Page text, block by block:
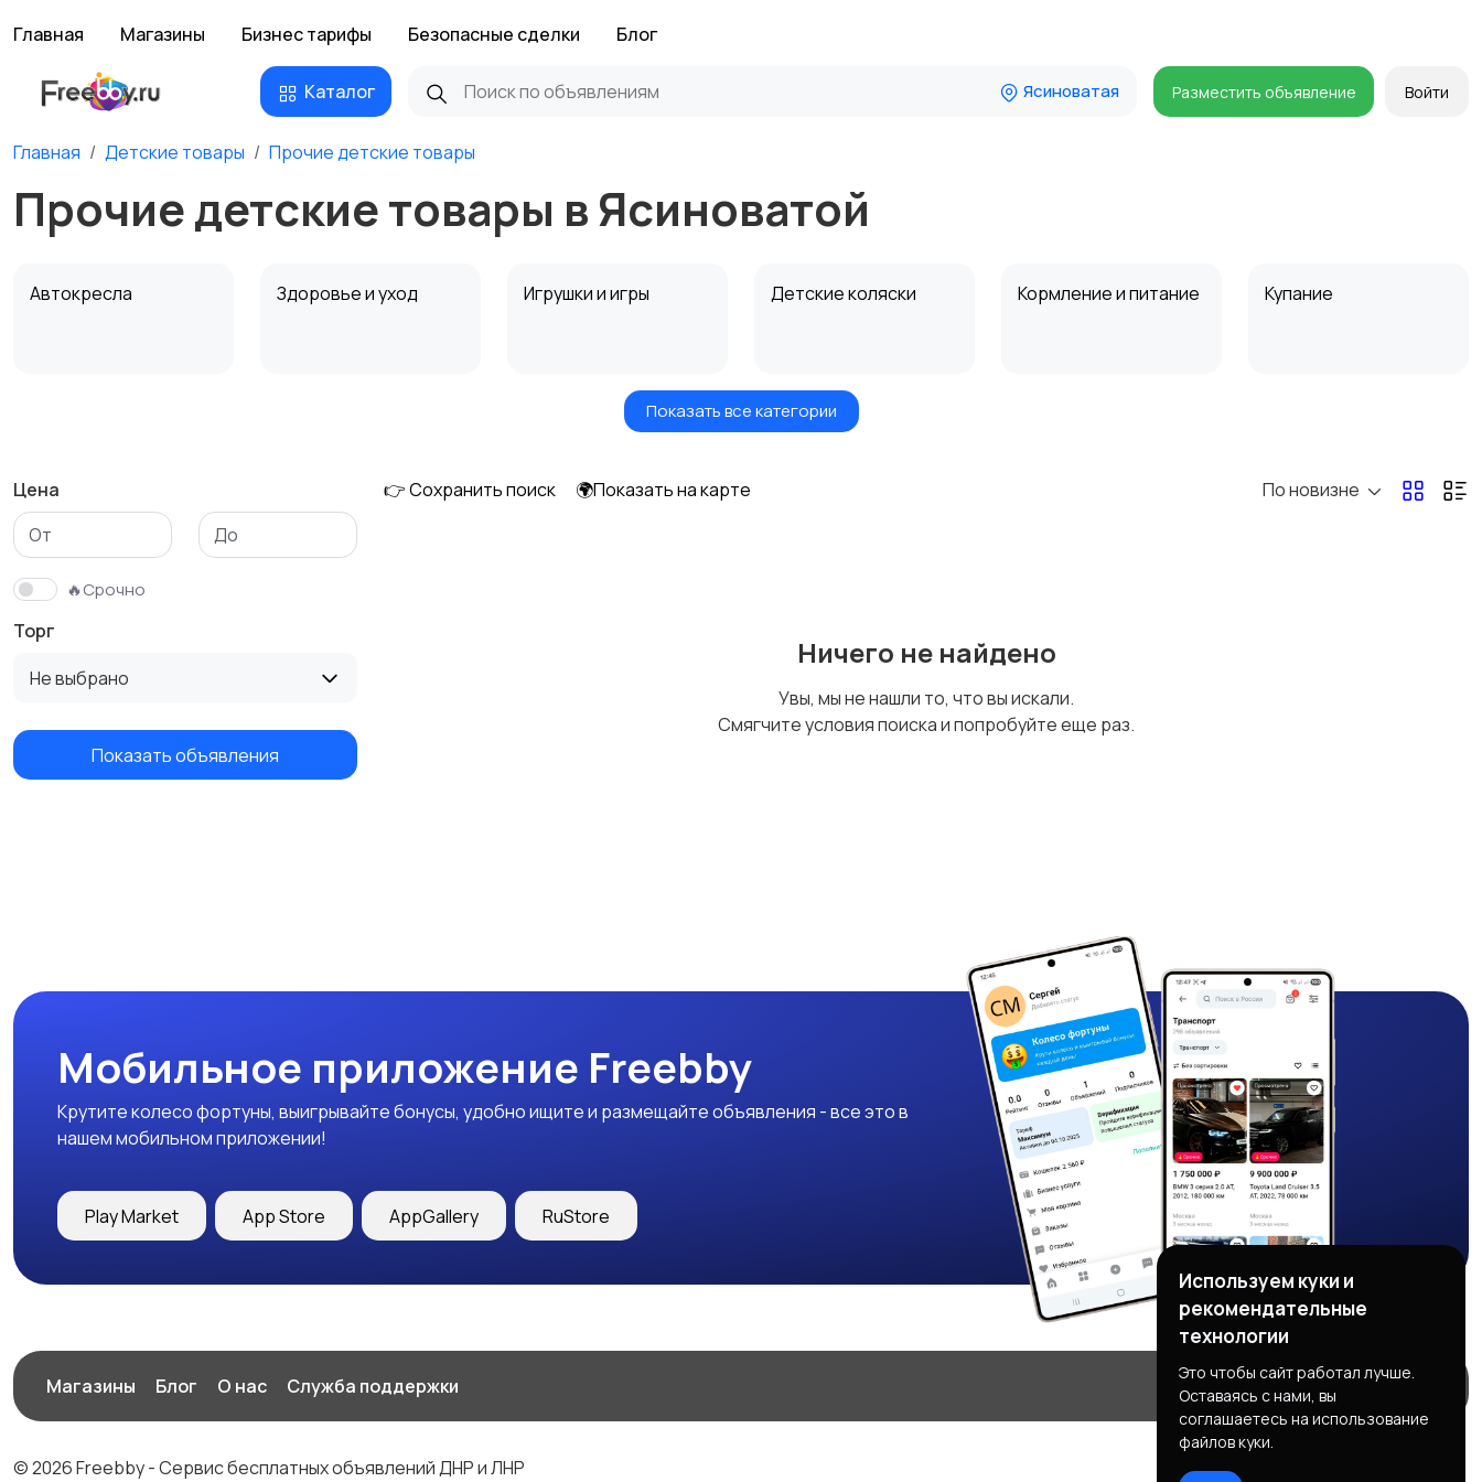
Главная Магазины Бизнес тарифы Безопасные сделки Блог
Каталог Ясиноватая Разместить объявление Войти
Главная Детские товары Прочие детские товары
Прочие детские товары в Ясиноватой
Автокресла Здоровье и уход Игрушки и игры Детские коляски Кормление и питание Купание
Радио- и видеоняни Товары для мам
Детская одежда Детская обувь
Показать все категории
Цена
🔥Срочно
Торг
Не выбрано
Показать объявления
👉 Сохранить поиск 🌍Показать на карте По новизне
Ничего не найдено
Увы, мы не нашли то, что вы искали.
Смягчите условия поиска и попробуйте еще раз.
Мобильное приложение Freebby
Крутите колесо фортуны, выигрывайте бонусы, удобно ищите и размещайте объявления - все это в
нашем мобильном приложении!
Play Market App Store AppGallery RuStore
Магазины Блог О нас Служба поддержки
© 2026 Freebby - Сервис бесплатных объявлений ДНР и ЛНР
Используем куки и
рекомендательные
технологии
Это чтобы сайт работал лучше.
Оставаясь с нами, вы
соглашаетесь на использование
файлов куки.